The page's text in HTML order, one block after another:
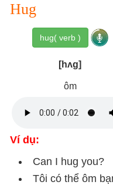
Hug
hug( verb )
[hʌg]
ôm
Ví dụ:
Can I hug you?
Tôi có thể ôm